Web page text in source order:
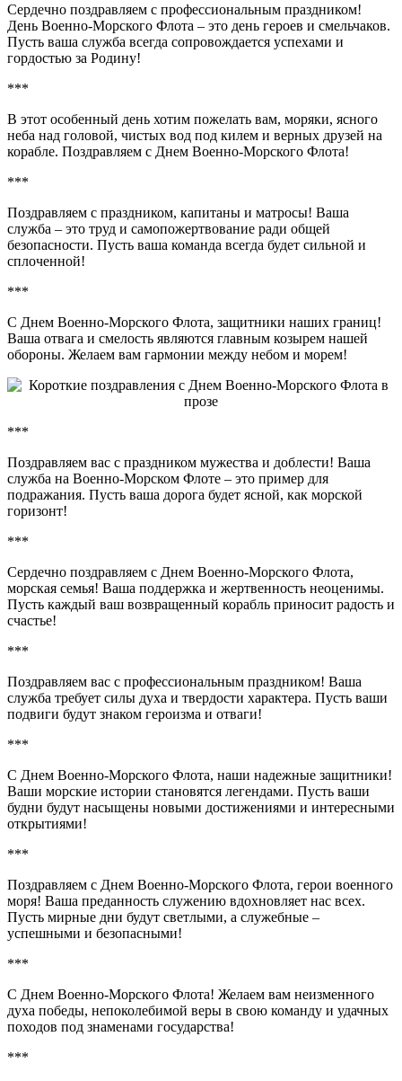
Сердечно поздравляем с профессиональным праздником!
День Военно-Морского Флота – это день героев и смельчаков.
Пусть ваша служба всегда сопровождается успехами и
гордостью за Родину!
***
В этот особенный день хотим пожелать вам, моряки, ясного
неба над головой, чистых вод под килем и верных друзей на
корабле. Поздравляем с Днем Военно-Морского Флота!
***
Поздравляем с праздником, капитаны и матросы! Ваша
служба – это труд и самопожертвование ради общей
безопасности. Пусть ваша команда всегда будет сильной и
сплоченной!
***
С Днем Военно-Морского Флота, защитники наших границ!
Ваша отвага и смелость являются главным козырем нашей
обороны. Желаем вам гармонии между небом и морем!
***
Поздравляем вас с праздником мужества и доблести! Ваша
служба на Военно-Морском Флоте – это пример для
подражания. Пусть ваша дорога будет ясной, как морской
горизонт!
***
Сердечно поздравляем с Днем Военно-Морского Флота,
морская семья! Ваша поддержка и жертвенность неоценимы.
Пусть каждый ваш возвращенный корабль приносит радость и
счастье!
***
Поздравляем вас с профессиональным праздником! Ваша
служба требует силы духа и твердости характера. Пусть ваши
подвиги будут знаком героизма и отваги!
***
С Днем Военно-Морского Флота, наши надежные защитники!
Ваши морские истории становятся легендами. Пусть ваши
будни будут насыщены новыми достижениями и интересными
открытиями!
***
Поздравляем с Днем Военно-Морского Флота, герои военного
моря! Ваша преданность служению вдохновляет нас всех.
Пусть мирные дни будут светлыми, а служебные –
успешными и безопасными!
***
С Днем Военно-Морского Флота! Желаем вам неизменного
духа победы, непоколебимой веры в свою команду и удачных
походов под знаменами государства!
***